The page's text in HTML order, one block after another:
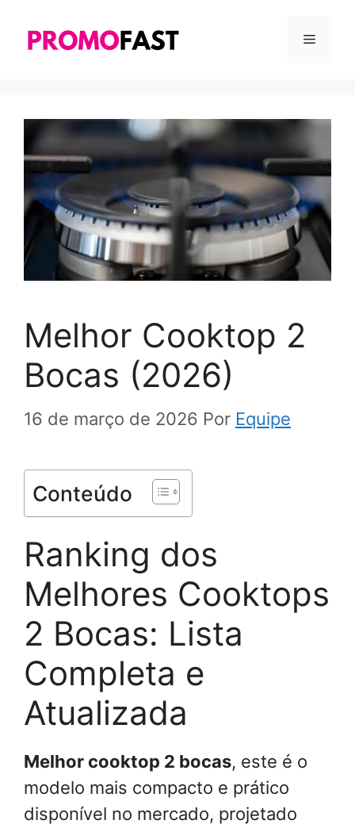
para
MENU
Melhor Cooktop 2
Bocas (2026)
16 de março de 2026 Por Equipe
Conteúdo
Ranking dos
Melhores Cooktops
2 Bocas: Lista
Completa e
Atualizada
Melhor cooktop 2 bocas, este é o
modelo mais compacto e prático
disponível no mercado, projetado